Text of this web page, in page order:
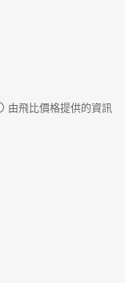
由飛比價格提供的資訊